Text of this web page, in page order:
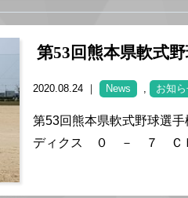
第53回熊本県軟式
2020.08.24 ｜ News , お知
第53回熊本県軟式野球選
ディクス ０ － ７ Ｃ